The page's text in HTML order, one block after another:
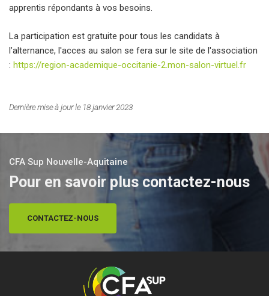
apprentis répondants à vos besoins.
La participation est gratuite pour tous les candidats à
l’alternance, l'acces au salon se fera sur le site de l'association
: https://region-academique-occitanie-2.mon-salon-virtuel.fr
Dernière mise à jour le 18 janvier 2023
CFA Sup Nouvelle-Aquitaine
Pour en savoir plus contactez-nous
CONTACTEZ-NOUS